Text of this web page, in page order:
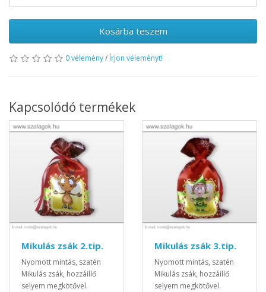
Kosárba teszem
0 vélemény/ Írjon véleményt!
Kapcsolódó termékek
Mikulás zsák 2.tip.
Nyomott mintás, szatén
Mikulás zsák, hozzáillő
selyem megkötővel.
Mikulás zsák 3.tip.
Nyomott mintás, szatén
Mikulás zsák, hozzáillő
selyem megkötővel.